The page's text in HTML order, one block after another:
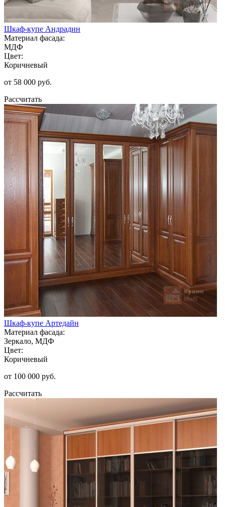
Шкаф-купе Андрадин
Материал фасада:
МДФ
Цвет:
Коричневый
от 58 000 руб.
Рассчитать
Шкаф-купе Артедайн
Материал фасада:
Зеркало, МДФ
Цвет:
Коричневый
от 100 000 руб.
Рассчитать